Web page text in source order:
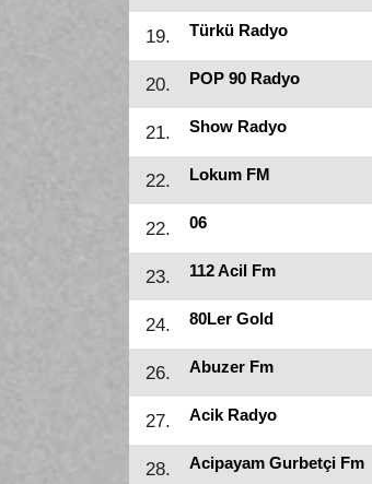
19. Türkü Radyo
20. POP 90 Radyo
21. Show Radyo
22. Lokum FM
22. 06
23. 112 Acil Fm
24. 80Ler Gold
26. Abuzer Fm
27. Acik Radyo
28. Acipayam Gurbetçi Fm